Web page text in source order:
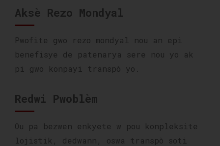
Aksè Rezo Mondyal
Pwofite gwo rezo mondyal nou an epi
benefisye de patenarya sere nou yo ak
pi gwo konpayi transpò yo.
Redwi Pwoblèm
Ou pa bezwen enkyete w pou konpleksite
lojistik, dedwann, oswa transpò soti